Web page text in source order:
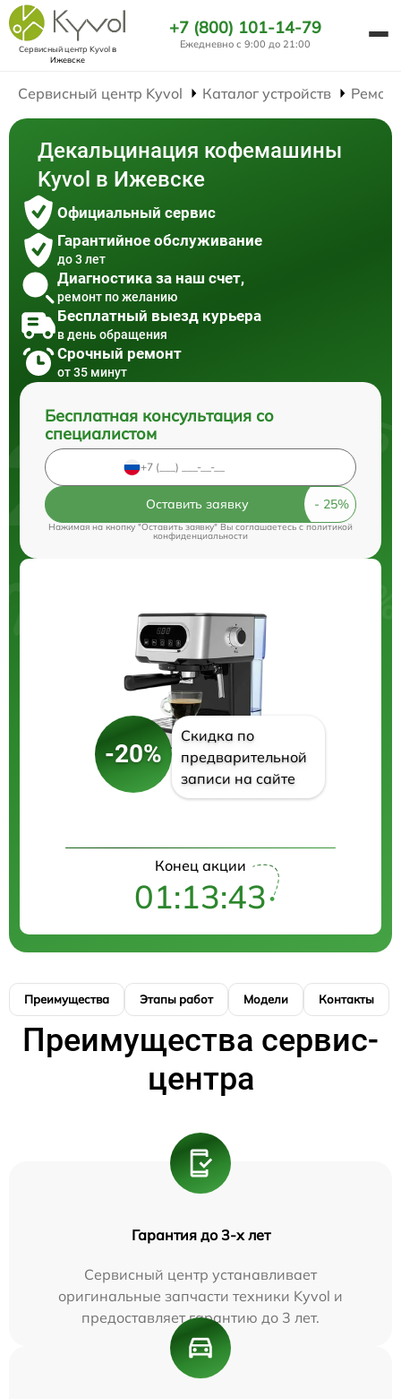
Сервисный центр Kyvolв
Ижевске
+7 (800) 101-14-79
Ежедневно с 9:00 до 21:00
Сервисный центр Kyvol Каталог устройств
Декальцинация кофемашины
Kyvol в Ижевске
Официальный сервис
Гарантийное обслуживание
до 3 лет
Диагностика за наш счет,
ремонт по желанию
Бесплатный выезд курьера
в день обращения
Срочный ремонт
от 35 минут
Бесплатная консультация со
специалистом
Оставить заявку
Нажимая на кнопку "Оставить заявку" Вы соглашаетесь cполитикой
конфиденциальности
-20%
Скидка по
предварительной
записи на сайте
Конец акции
01:13:42
Преимущества Этапы работ Модели Контакты
Преимущества сервис-
центра
Гарантия до 3-х лет
Сервисный центр устанавливает
оригинальные запчасти техники Kyvol и
предоставляет гарантию до 3 лет.